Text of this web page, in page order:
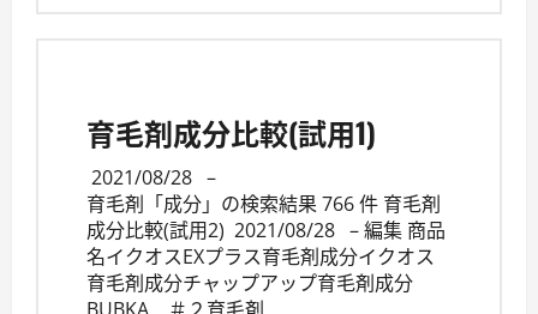
育毛剤成分比較(試用1)
2021/08/28 –
育毛剤「成分」の検索結果 766 件 育毛剤
成分比較(試用2) 2021/08/28 – 編集 商品
名イクオスEXプラス育毛剤成分イクオス
育毛剤成分チャップアップ育毛剤成分